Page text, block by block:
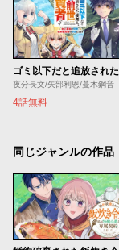
夜分長文/矢部利恩/蔓木鋼音
4話無料
同じジャンルの作品